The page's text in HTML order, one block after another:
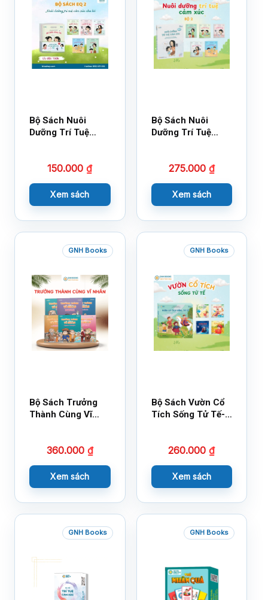
Bộ Sách Nuôi
Dưỡng Trí Tuệ
150.000₫
Xem sách
Bộ Sách Nuôi
Dưỡng Trí Tuệ
275.000 ₫
Xem sách
GNH Books
Bộ Sách Trưởng
Thành Cùng Vĩ
360.000 ₫
Xem sách
GNH Books
Bộ Sách Vườn Cổ
Tích Sống Tử Tế-
260.000₫
Xem sách
GNH Books GNH Books